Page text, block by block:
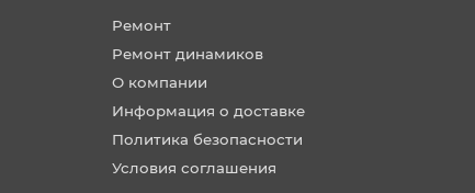
Ремонт
Ремонт динамиков
О компании
Информация о доставке
Политика безопасности
Условия соглашения